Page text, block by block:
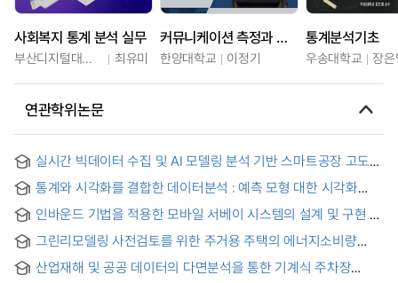
사회복지 통계 분석 실무
부산디지털대학교 최유미
커뮤니케이션 측정과 통계분석
한양대학교 이정기
통계분석기초
우송대학교 장
연관학위논문
실시간 빅데이터 수집 및 AI 모델링 분석 기반 스마트공장 고도화
연구 : IoT통합 기반의 빅데이터 수집 및 AI 모델링과 SPC 분석
기술의 중심으로 = A Study on Advancement of Smart
Factory Based on Real-Time Big Data Collection and AI
Modeling Analysis
통계와 시각화를 결합한 데이터분석 : 예측 모형 대한 시각화
검증
인바운드 기법을 적용한 모바일 서베이 시스템의 설계 및 구현 =
Design and implementation of the mobile survey system
using in-bound mechanism
그린리모델링 사전검토를 위한 주거용 주택의 에너지소비량
빅데이터 분석모델에 관한 연구
산업재해 및 공공 데이터의 다면분석을 통한 기계식 주차장